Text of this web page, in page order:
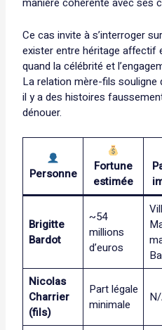
Ce cas invite à s’interroger
exister entre héritage affectif
quand la célébrité et
La relation mère-fils souligne
il y a des histoires
dénouer.
Personne
Fortune
estimée
Brigitte
Bardot
~54
millions
d’euros
Nicolas
Charrier
(fils)
Part légale
minimale